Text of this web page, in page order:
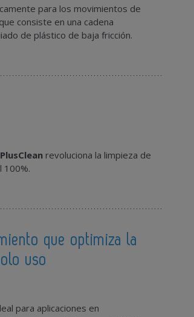
para los movimientos de
consiste en una cadena
de plástico de baja fricción.
revoluciona la limpieza de
100%.
que optimiza la
uso
para aplicaciones en